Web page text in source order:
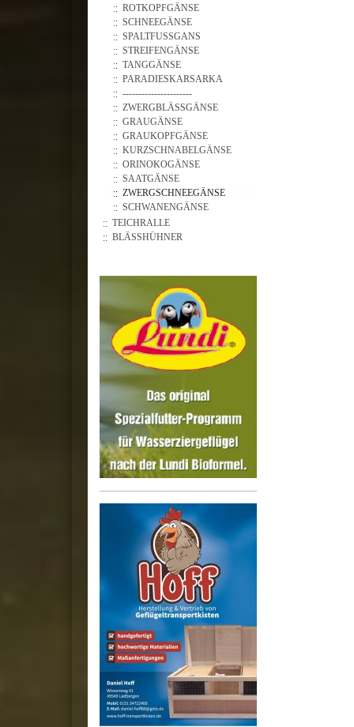
ROTKOPFGÄNSE
SCHNEEGÄNSE
SPALTFUSSGANS
STREIFENGÄNSE
TANGGÄNSE
PARADIESKARSARKA
----------------------
ZWERGBLÄSSGÄNSE
GRAUGÄNSE
GRAUKOPFGÄNSE
KURZSCHNABELGÄNSE
ORINOKOGÄNSE
SAATGÄNSE
ZWERGSCHNEEGÄNSE
SCHWANENGÄNSE
TEICHRALLE
BLÄSSHÜHNER